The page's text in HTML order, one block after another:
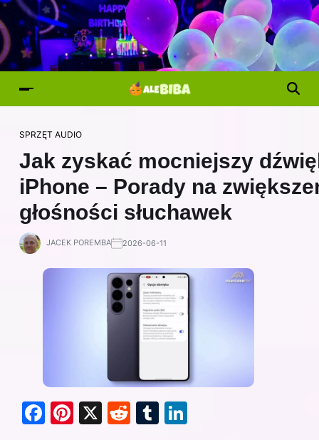
SPRZĘT AUDIO
Jak zyskać mocniejszy
iPhone – Porady na
głośności słuchawek
JACEK POREMBA 2026-06-11
F
Pi X
R
T